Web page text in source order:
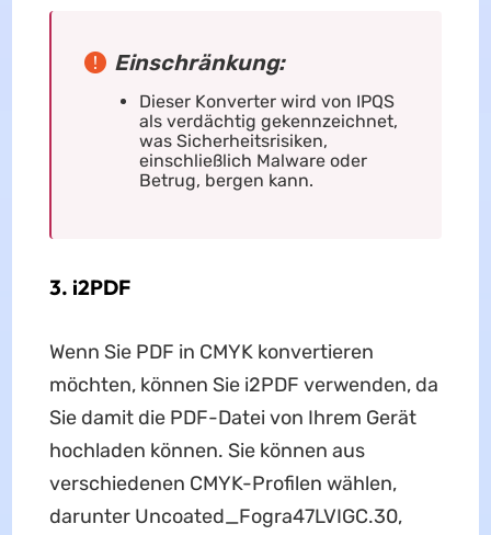
Einschränkung:
Dieser Konverter wird von IPQS
als verdächtig gekennzeichnet,
was Sicherheitsrisiken,
einschließlich Malware oder
Betrug, bergen kann.
3. i2PDF
Wenn Sie PDF in CMYK konvertieren
möchten, können Sie i2PDF verwenden, da
Sie damit die PDF-Datei von Ihrem Gerät
hochladen können. Sie können aus
verschiedenen CMYK-Profilen wählen,
darunter Uncoated_Fogra47LVIGC.30,